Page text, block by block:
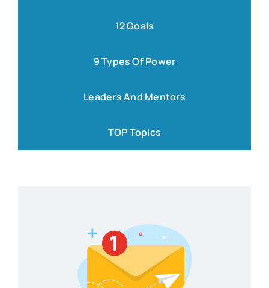
12 Goals
9 Types Of Power
Leaders And Mentors
TOP Topics